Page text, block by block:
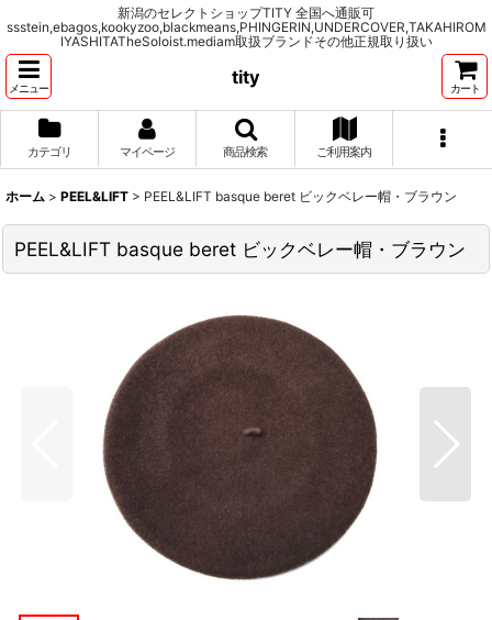
新潟のセレクトショップTITY 全国へ通販可
ssstein,ebagos,kookyzoo,blackmeans,PHINGERIN,UNDERCOVER,TAKAHIROM
IYASHITATheSoloist.mediam取扱ブランドその他正規取り扱い
メニュー
tity
カート
カテゴリ マイページ 商品検索 ご利用案内
ホーム > PEEL&LIFT > PEEL&LIFT basque beret ビックベレー帽・ブラウン
PEEL&LIFT basque beret ビックベレー帽・ブラウン